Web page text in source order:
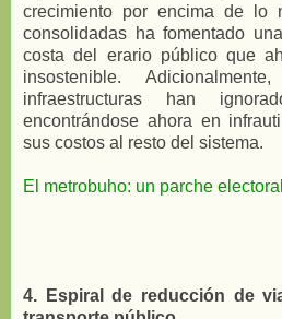
crecimiento por encima de lo
consolidadas ha fomentado
costa del erario público que
insostenible.
infraestructuras han
encontrándose ahora en
sus costos al resto del sistema.
El metrobuho: un parche
4. Espiral de reducción de